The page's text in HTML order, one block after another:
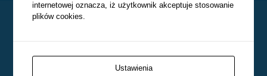
Zespół Szkól w Szczuczynie
tel: 086 272 50 12, fax: 086 273 52 86
internetowej oznacza, iż użytkownik akceptuje stosowanie
plików cookies.
Ustawienia